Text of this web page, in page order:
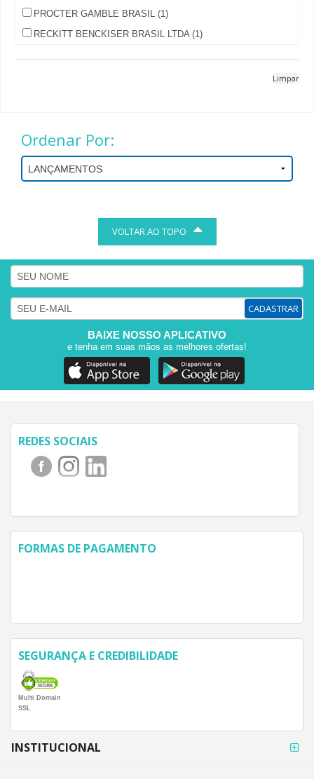
PROCTER GAMBLE BRASIL (1)
RECKITT BENCKISER BRASIL LTDA (1)
Limpar
Ordenar Por:
VOLTAR AO TOPO
CADASTRAR
BAIXE NOSSO APLICATIVO
e tenha em suas mãos as melhores ofertas!
REDES SOCIAIS
FORMAS DE PAGAMENTO
SEGURANÇA E CREDIBILIDADE
Multi Domain
SSL
FORMAS DE
PAGAMENTO
INSTITUCIONAL